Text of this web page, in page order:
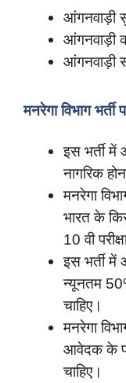
आंगनवाड़ी
आंगनवाड़ी
आंगनवाड़ी
मनरेगा विभाग भर्ती
इस भर्ती
नागरिक
मनरेगा
भारत के
10 वी
इस भर्ती
न्यूनतम
चाहिए।
मनरेगा
आवेदक के
चाहिए।